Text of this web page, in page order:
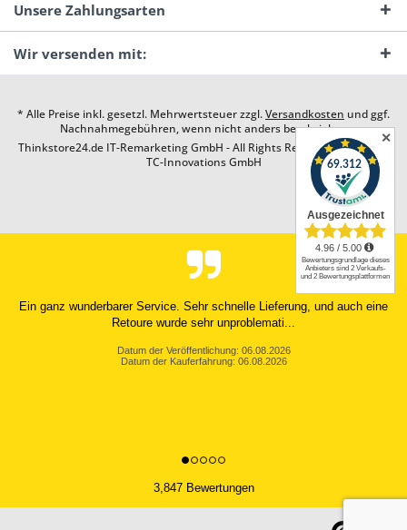
Unsere Zahlungsarten
Wir versenden mit:
* Alle Preise inkl. gesetzl. Mehrwertsteuer zzgl.Versandkosten und ggf.
Nachnahmegebühren, wenn nicht anders beschrieben
Thinkstore24.de IT-Remarketing GmbH - All Rights Reserved. Design by
TC-Innovations GmbH
Sehr guter Shop, alles perfekt gelaufen, super schnelle Lieferung und
Gerät ist perfekt.
Datum der Veröffentlichung: 04.08.2026
Datum der Kauferfahrung: 25.07.2026
3,847 Bewertungen
✕